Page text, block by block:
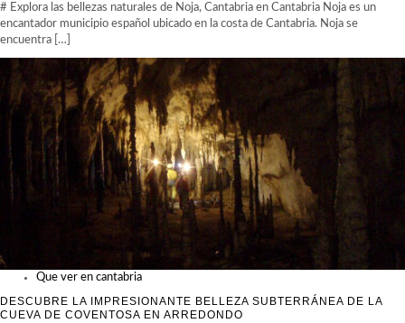
# Explora las bellezas naturales de Noja, Cantabria en Cantabria Noja es un
encantador municipio español ubicado en la costa de Cantabria. Noja se
encuentra […]
Que ver en cantabria
DESCUBRE LA IMPRESIONANTE BELLEZA SUBTERRÁNEA DE LA
CUEVA DE COVENTOSA EN ARREDONDO